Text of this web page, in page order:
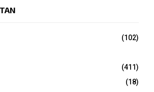
(102)
(411)
(18)